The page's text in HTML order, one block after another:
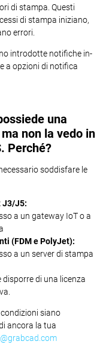
di stampa. Questi
di stampa iniziano,
errori.
introdotte notifiche in-
a opzioni di notifica
una
non la vedo in
Perché?
soddisfare le
J3/J5:
a un gateway IoT o a
(FDM e PolyJet):
a un server di stampa
di una licenza
siano
ancora la tua